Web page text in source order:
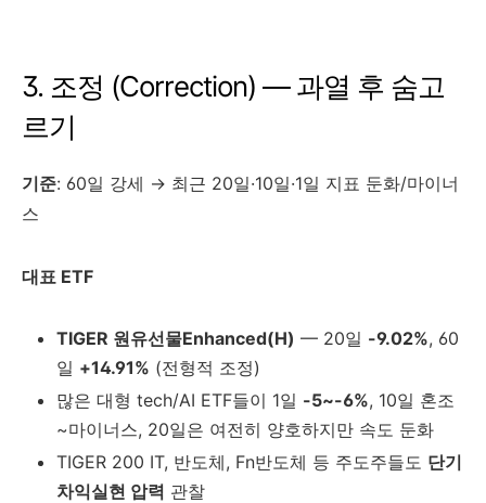
3. 조정 (Correction) — 과열 후 숨고
르기
기준: 60일 강세 → 최근 20일·10일·1일 지표 둔화/마이너
스
대표 ETF
TIGER 원유선물Enhanced(H) — 20일 -9.02%, 60
일 +14.91% (전형적 조정)
많은 대형 tech/AI ETF들이 1일 -5~-6%, 10일 혼조
~마이너스, 20일은 여전히 양호하지만 속도 둔화
TIGER 200 IT, 반도체, Fn반도체 등 주도주들도 단기
차익실현 압력 관찰